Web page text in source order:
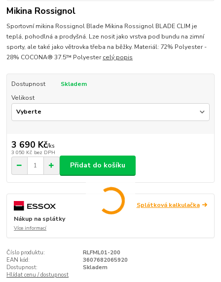
Mikina Rossignol
Sportovní mikina Rossignol Blade Mikina Rossignol BLADE CLIM je
teplá, pohodlná a prodyšná. Lze nosit jako vrstva pod bundu na zimní
sporty, ale také jako větrovka třeba na běžky. Materiál: 72% Polyester -
28% COCONA® 37.5™ Polyestercelý popis
Dostupnost
Skladem
Velikost
3 690 Kč/ks
3 050 Kč bez DPH
Přidat do košíku
Splátková kalkulačka
Nákup na splátky
Více informací
Číslo produktu:
RLFML01-200
EAN kód:
3607682065920
Dostupnost:
Skladem
Hlídat cenu / dostupnost